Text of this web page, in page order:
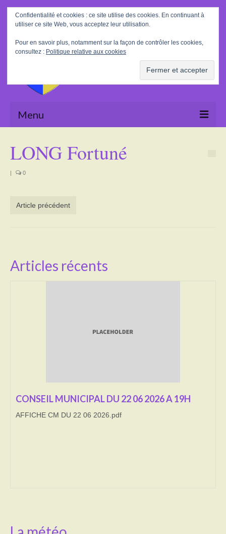
Rechercher
:
Menu
La Mairie
Tourisme
Poésie
Démarches administratives
Service des eaux
LONG Fortuné
| 0
Article précédent
Articles récents
CONSEIL MUNICIPAL DU 22 06 2026 A 19H
AFFICHE CM DU 22 06 2026.pdf
Confidentialité et cookies : ce site utilise des cookies. En continuant à
utiliser ce site Web, vous acceptez leur utilisation.
Pour en savoir plus, notamment sur la façon de contrôler les cookies,
consultez : Politique relative aux cookies